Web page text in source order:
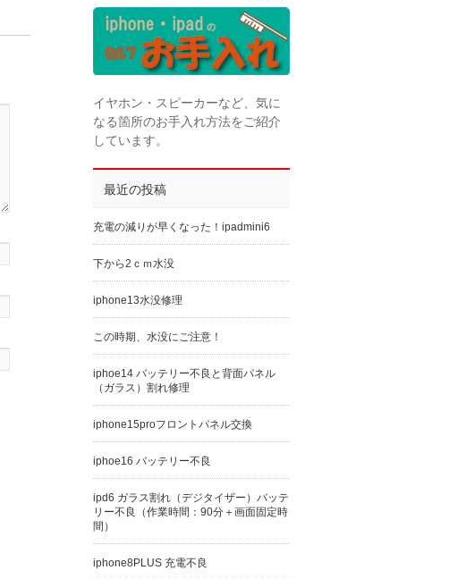
イヤホン・スピーカーなど、気に
なる箇所のお手入れ方法をご紹介
しています。
最近の投稿
充電の減りが早くなった！ipadmini6
下から2ｃｍ水没
iphone13水没修理
この時期、水没にご注意！
iphoe14 バッテリー不良と背面パネル
（ガラス）割れ修理
iphone15proフロントパネル交換
iphoe16 バッテリー不良
ipd6 ガラス割れ（デジタイザー）バッテ
リー不良（作業時間：90分＋画面固定時
間）
iphone8PLUS 充電不良